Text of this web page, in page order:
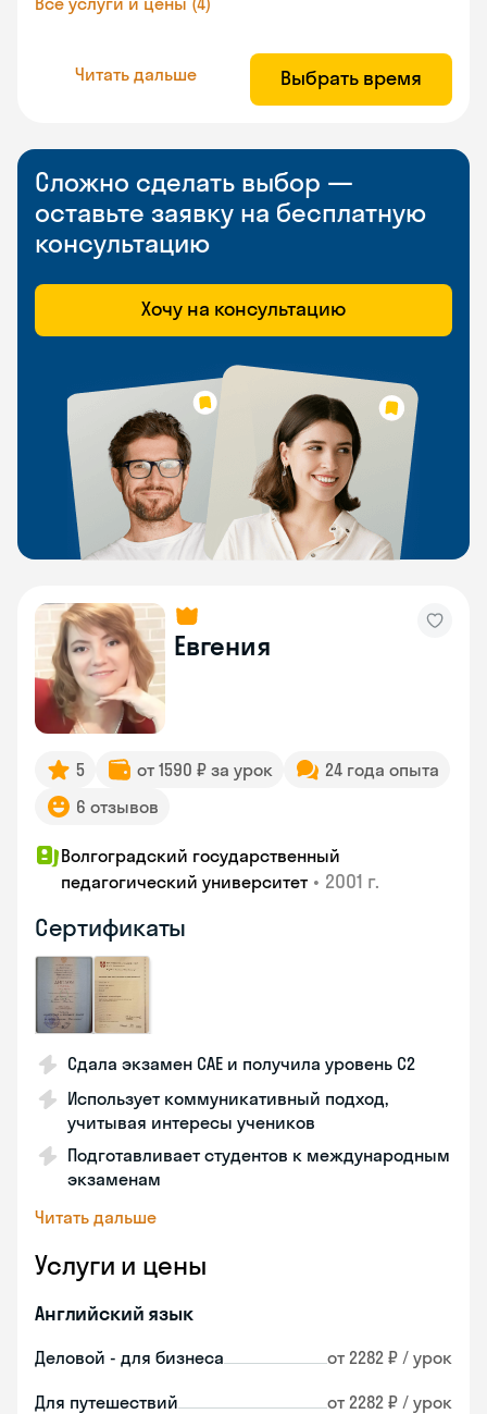
Читать дальше Выбрать время
Сложно сделать выбор —
оставьте заявку на бесплатную
консультацию
Хочу на консультацию
Евгения
5 от 1590 ₽ за урок
24 года опыта
6 отзывов
Волгоградский государственный
педагогический университет • 2001 г.
Сертификаты
Сдала экзамен CAE и получила уровень С2
Использует коммуникативный подход,
учитывая интересы учеников
Подготавливает студентов к международным
экзаменам
Читать дальше
Услуги и цены
Английский язык
Деловой - для бизнеса от 2282 ₽ / урок
Для путешествий от 2282 ₽ / урок